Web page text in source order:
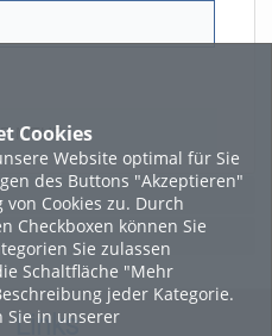
Cookies
Website optimal für Sie
des Buttons "Akzeptieren"
Cookies zu. Durch
Checkboxen können Sie
Sie zulassen
Schaltfläche "Mehr
jeder Kategorie.
Sie in unserer
MEHR
Links